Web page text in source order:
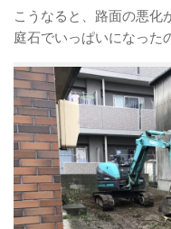
こうなると、路面の悪化
庭石でいっぱいになった